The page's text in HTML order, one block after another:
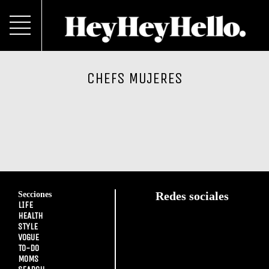
CHEFS MUJERES
Secciones
LIFE
HEALTH
STYLE
VOGUE
TO-DO
MOMS
Redes sociales